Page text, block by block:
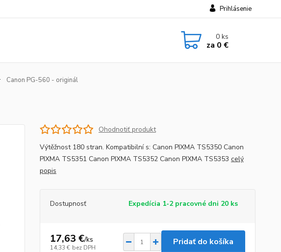
Prihlásenie
0ks
za 0 €
Canon PG-560 - originál
Ohodnotiť produkt
Výtěžnost 180 stran. Kompatibilní s: Canon PIXMA TS5350 Canon
PIXMA TS5351 Canon PIXMA TS5352 Canon PIXMA TS5353 celý
popis
Dostupnosť Expedícia 1-2 pracovné dni 20 ks
17,63 €/ks
14,33 € bez DPH
Pridať do košíka